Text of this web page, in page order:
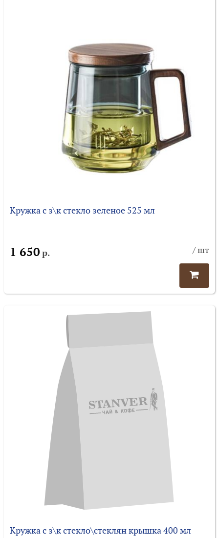
Кружка с з\к стекло зеленое 525 мл
1 650 р. / шт
Кружка с з\к стекло\стеклян крышка 400 мл